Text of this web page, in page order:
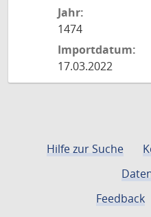
Jahr:
1474
Importdatum:
17.03.2022
Hilfe zur Suche
Feedback